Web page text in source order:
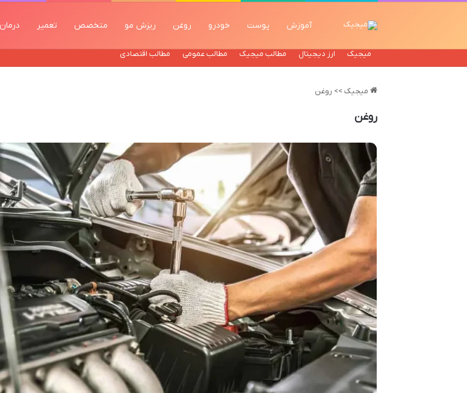
آموزش پوست خودرو روغن ریزش مو متخصص تعمیر
میجیک ارز دیجیتال مطالب میجیک مطالب عمومی مطالب اقتصادی
میجیک >> روغن
روغن